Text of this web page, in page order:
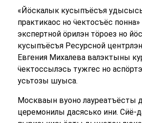
«Йӧскалык кусыпъёсъя
практикаос но ӵектосъёс
экспертной ӧрилэн тӧроез но
кусыпъёсъя Ресурсной
Евгения Михалева валэктыны
ӵектоссылэсь тужгес но
усьтозы шуыса.
Москваын вуоно лауреатъёсты
церемонилы дасясько ини. Сӥё-